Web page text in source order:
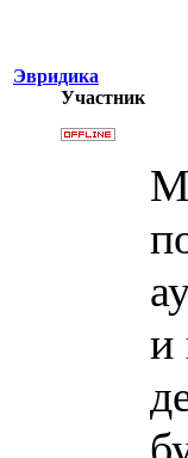
Эвридика
Участник
и